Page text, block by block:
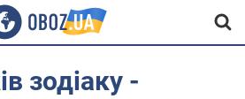
зодіаку -